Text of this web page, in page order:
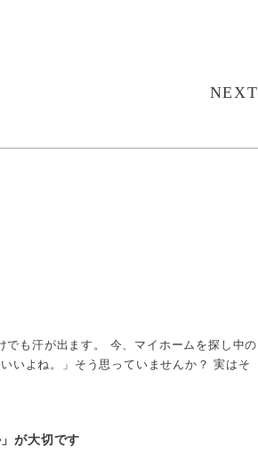
NEXT
も汗が出ます。 今、マイホームを探し中の
いよね。」そう思っていませんか？ 実はそ
が大切です